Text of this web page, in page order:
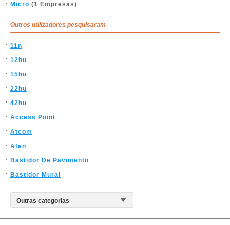
Micro (1 Empresas)
Outros utilizadores pesquisaram
11n
12hu
15hu
22hu
42hu
Access Point
Atcom
Aten
Bastidor De Pavimento
Bastidor Mural